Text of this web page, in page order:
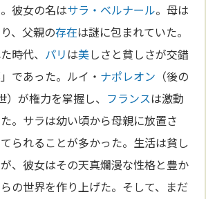
彼女の名はサラ・ベルナール。母は
、父親の存在は謎に包まれていた。
時代、 パリは美しさと貧しさが交錯
であった。ルイ・ ナポレオン （後の
）が権力を掌握し、 フランスは激動
。サラは幼い頃から母親に放置さ
られることが多かった。生活は貧し
、彼女はその天真爛漫な性格と豊か
の世界を作り上げた。そして、まだ